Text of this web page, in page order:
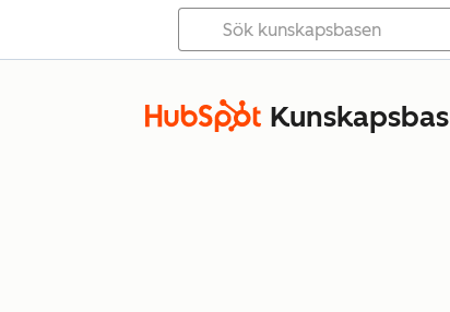
Kunskapsbas